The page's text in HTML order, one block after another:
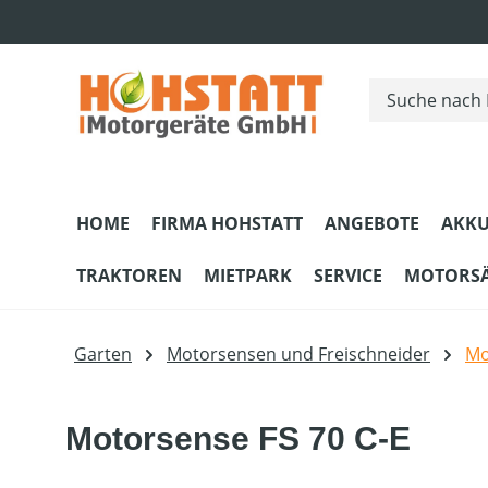
HOME FIRMA HOHSTATT ANGEBOTE
TRAKTOREN MIETPARK SERVICE
Garten Motorsensen und Freischneider
Motorsense FS 70 C-E